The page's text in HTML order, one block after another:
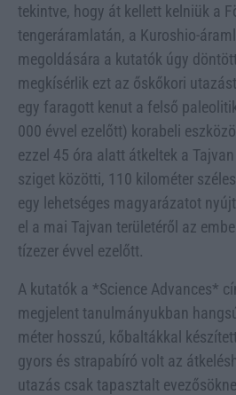
tekintve, hogy át kellett kelniük a
tengeráramlatán, a Kuroshio-
megoldására a kutatók úgy
megkísérlik ezt az őskőkori
egy faragott kenut a felső
000 évvel ezelőtt) korabeli
ezzel 45 óra alatt átkeltek a
sziget közötti, 110 kilométer
egy lehetséges magyarázatot
el a mai Tajvan területéről az
tízezer évvel ezelőtt.
A kutatók a *Science Advances*
megjelent tanulmányukban
méter hosszú, kőbaltákkal
gyors és strapabíró volt az
utazás csak tapasztalt